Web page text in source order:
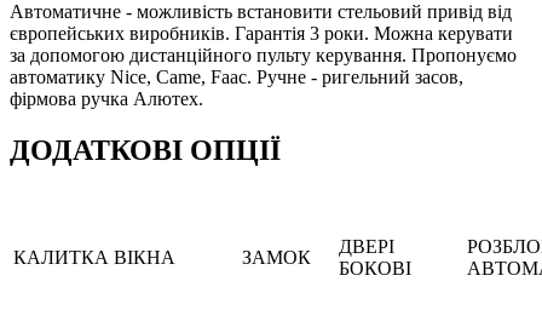
Автоматичне - можливість встановити стельовий привід від
європейських виробників. Гарантія 3 роки. Можна керувати
за допомогою дистанційного пульту керування. Пропонуємо
автоматику Nice, Came, Faac. Ручне - ригельний засов,
фірмова ручка Алютех.
ДОДАТКОВІ ОПЦІЇ
КАЛИТКА ВІКНА ЗАМОК
ДВЕРІ
БОКОВІ